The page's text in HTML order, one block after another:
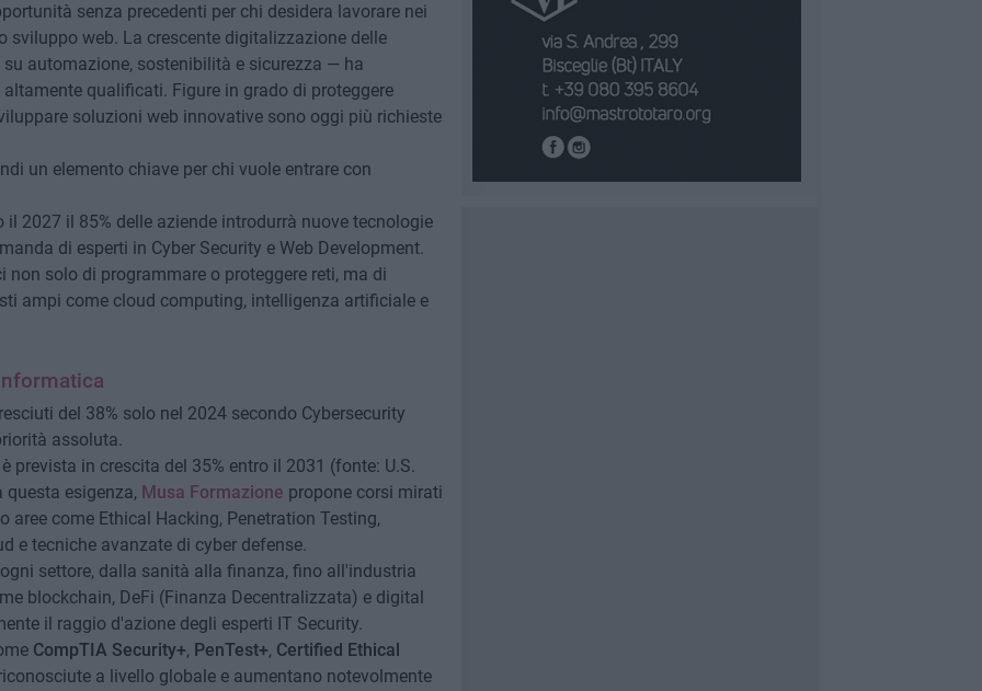
senza precedenti per chi desidera lavorare nei
sviluppo web. La crescente digitalizzazione delle
automazione, sostenibilità e sicurezza — ha
qualificati. Figure in grado di proteggere
soluzioni web innovative sono oggi più richieste
un elemento chiave per chi vuole entrare con
2027 il 85% delle aziende introdurrà nuove tecnologie
di esperti in Cyber Security e Web Development.
solo di programmare o proteggere reti, ma di
ampi come cloud computing, intelligenza artificiale e
del 38% solo nel 2024 secondo Cybersecurity
assoluta.
prevista in crescita del 35% entro il 2031 (fonte: U.S.
esigenza, Musa Formazione propone corsi mirati
aree come Ethical Hacking, Penetration Testing,
e tecniche avanzate di cyber defense.
settore, dalla sanità alla finanza, fino all'industria
blockchain, DeFi (Finanza Decentralizzata) e digital
il raggio d'azione degli esperti IT Security.
CompTIA Security+, PenTest+, Certified Ethical
a livello globale e aumentano notevolmente